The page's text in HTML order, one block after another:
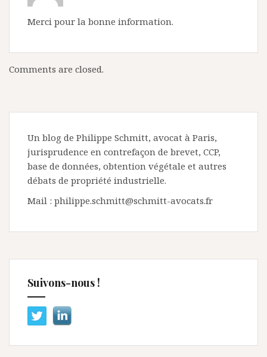
Merci pour la bonne information.
Comments are closed.
Un blog de Philippe Schmitt, avocat à Paris,
jurisprudence en contrefaçon de brevet, CCP,
base de données, obtention végétale et autres
débats de propriété industrielle.
Mail : philippe.schmitt@schmitt-avocats.fr
Suivons-nous !